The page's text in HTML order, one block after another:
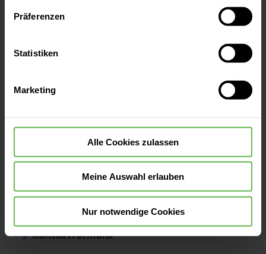
Es steht Ihnen frei, unsere Seite mit nur den notwendigen
Cookies zu benutzen, eine individuelle Auswahl
oder durch Auswahl von „Alle Cookies akzeptieren“ in die
widerrufen.
Präferenzen
Statistiken
Marketing
Alle Cookies zulassen
Meine Auswahl erlauben
Nur notwendige Cookies
Klinikum bietet optimale Bedingungen für
eine professionelle medizinische Betreuung.
Ihre Ansprechpartner
Kontaktformular